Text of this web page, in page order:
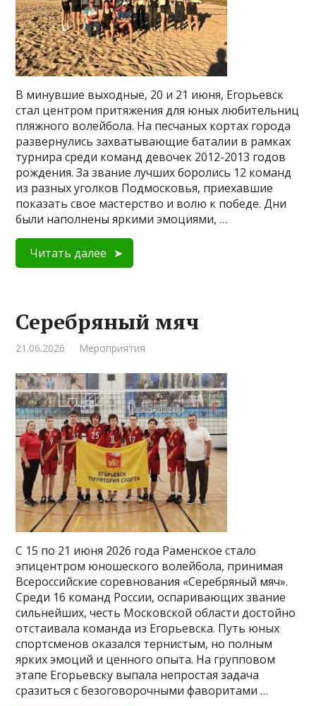
В минувшие выходные, 20 и 21 июня, Егорьевск
стал центром притяжения для юных любительниц
пляжного волейбола. На песчаных кортах города
развернулись захватывающие баталии в рамках
турнира среди команд девочек 2012-2013 годов
рождения. За звание лучших боролись 12 команд
из разных уголков Подмосковья, приехавшие
показать свое мастерство и волю к победе. Дни
были наполнены яркими эмоциями, …
Читать далее
Серебряный мяч
21.06.2026 Мероприятия
С 15 по 21 июня 2026 года Раменское стало
эпицентром юношеского волейбола, принимая
Всероссийские соревнования «Серебряный мяч».
Среди 16 команд России, оспаривающих звание
сильнейших, честь Московской области достойно
отстаивала команда из Егорьевска. Путь юных
спортсменов оказался тернистым, но полным
ярких эмоций и ценного опыта. На групповом
этапе Егорьевску выпала непростая задача
сразиться с безоговорочными фаворитами …